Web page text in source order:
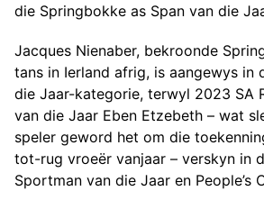
die Springbokke as Span van die
Jacques Nienaber, bekroonde
tans in Ierland afrig, is aangewys in
die Jaar-kategorie, terwyl 2023 SA
van die Jaar Eben Etzebeth – wat
speler geword het om die
tot-rug vroeër vanjaar – verskyn in
Sportman van die Jaar en People’s